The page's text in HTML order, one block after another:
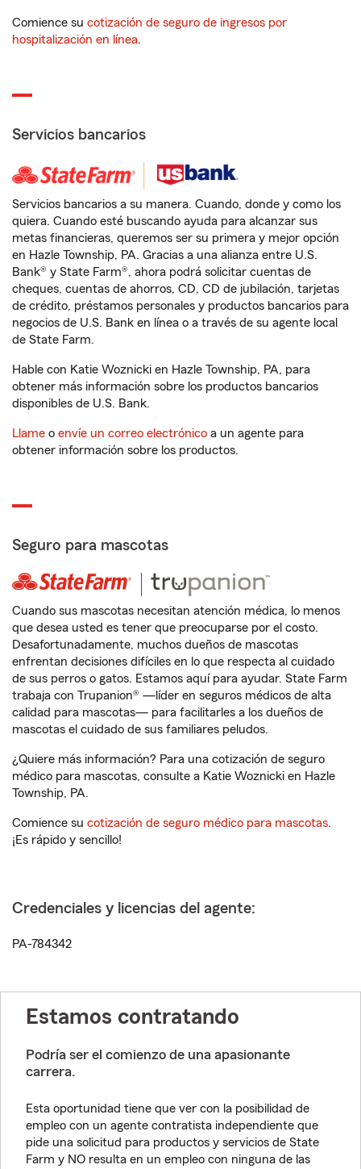
Comience su cotización de seguro de ingresos por
hospitalización en línea.
Servicios bancarios
Servicios bancarios a su manera. Cuando, donde y como los
quiera. Cuando esté buscando ayuda para alcanzar sus
metas financieras, queremos ser su primera y mejor opción
en Hazle Township, PA. Gracias a una alianza entre U.S.
Bank® y State Farm®, ahora podrá solicitar cuentas de
cheques, cuentas de ahorros, CD, CD de jubilación, tarjetas
de crédito, préstamos personales y productos bancarios para
negocios de U.S. Bank en línea o a través de su agente local
de State Farm.
Hable con Katie Woznicki en Hazle Township, PA, para
obtener más información sobre los productos bancarios
disponibles de U.S. Bank.
Llame o envíe un correo electrónico a un agente para
obtener información sobre los productos.
Seguro para mascotas
Cuando sus mascotas necesitan atención médica, lo menos
que desea usted es tener que preocuparse por el costo.
Desafortunadamente, muchos dueños de mascotas
enfrentan decisiones difíciles en lo que respecta al cuidado
de sus perros o gatos. Estamos aquí para ayudar. State Farm
trabaja con Trupanion® —líder en seguros médicos de alta
calidad para mascotas— para facilitarles a los dueños de
mascotas el cuidado de sus familiares peludos.
¿Quiere más información? Para una cotización de seguro
médico para mascotas, consulte a Katie Woznicki en Hazle
Township, PA.
Comience su cotización de seguro médico para mascotas.
¡Es rápido y sencillo!
Credenciales y licencias del agente:
PA-784342
Estamos contratando
Podría ser el comienzo de una apasionante
carrera.
Esta oportunidad tiene que ver con la posibilidad de
empleo con un agente contratista independiente que
pide una solicitud para productos y servicios de State
Farm y NO resulta en un empleo con ninguna de las